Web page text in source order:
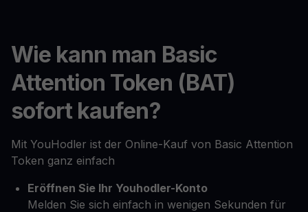
Wie kann man Basic
Attention Token (BAT)
sofort kaufen?
Mit YouHodler ist der Online-Kauf von Basic Attention
Token ganz einfach
Eröffnen Sie Ihr Youhodler-Konto
Melden Sie sich einfach in wenigen Sekunden für